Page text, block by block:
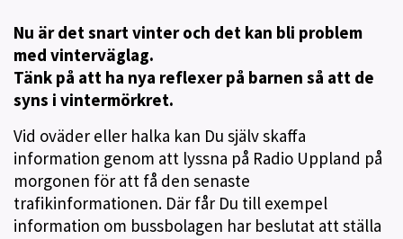
Nu är det snart vinter och det kan bli problem
med vinterväglag.
Tänk på att ha nya reflexer på barnen så att de
syns i vintermörkret.
Vid oväder eller halka kan Du själv skaffa
information genom att lyssna på Radio Uppland på
morgonen för att få den senaste
trafikinformationen. Där får Du till exempel
information om bussbolagen har beslutat att ställa